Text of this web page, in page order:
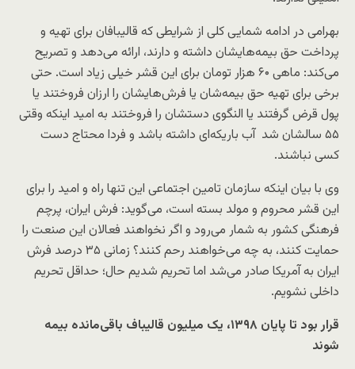
بهرامی در ادامه شمایی کلی از شرایطی که قالیبافان برای تهیه و
پرداخت حق بیمه‌هایشان داشته و دارند، ارائه می‌دهد و تصریح
می‌کند:‌ ماهی ۶۰ هزار تومان برای این قشر خیلی زیاد است. حتی
برخی‌ برای تهیه حق بیمه‌شان یا فرش‌هایشان را ارزان فروختند یا
پول قرض گرفتند یا النگوی دستشان را فروختند به امید اینکه وقتی
۵۵ سالشان شد آب باریکه‌ای داشته باشد و فردا محتاج دست
کسی نباشند.
وی با بیان اینکه سازمان تامین اجتماعی این تنها راه و امید را برای
این قشر محروم و مولد بسته است، می‌گوید: فرش ایران، پرچم
فرهنگی کشور به شمار می‌رود و اگر نخواهند فعالان این صنعت را
حمایت کنند، به چه می‌خواهند رحم کنند؟ زمانی ۳۵ درصد فرش
ایران به آمریکا صادر می‌شد اما تحریم شدیم حال؛ حداقل تحریم
داخلی نشویم.
قرار بود تا پایان ۱۳۹۸، یک میلیون قالیباف باقی‌مانده بیمه
شوند